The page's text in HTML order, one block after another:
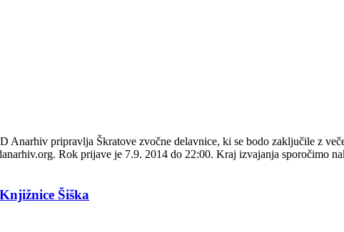
pripravlja Škratove zvočne delavnice, ki se bodo zaključile z
Rok prijave je 7.9. 2014 do 22:00. Kraj izvajanja sporočimo
Šiška